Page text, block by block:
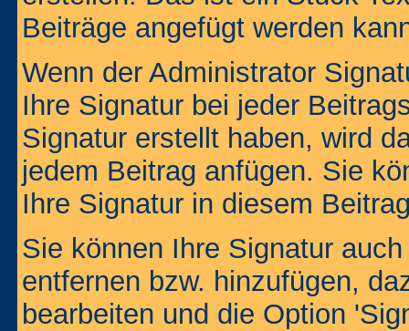
Beiträge angefügt werden
Wenn der Administrator
Ihre Signatur bei jeder
Signatur erstellt haben, wird
jedem Beitrag anfügen. Sie
Ihre Signatur in diesem
Sie können Ihre Signatur
entfernen bzw. hinzufügen,
bearbeiten und die Option